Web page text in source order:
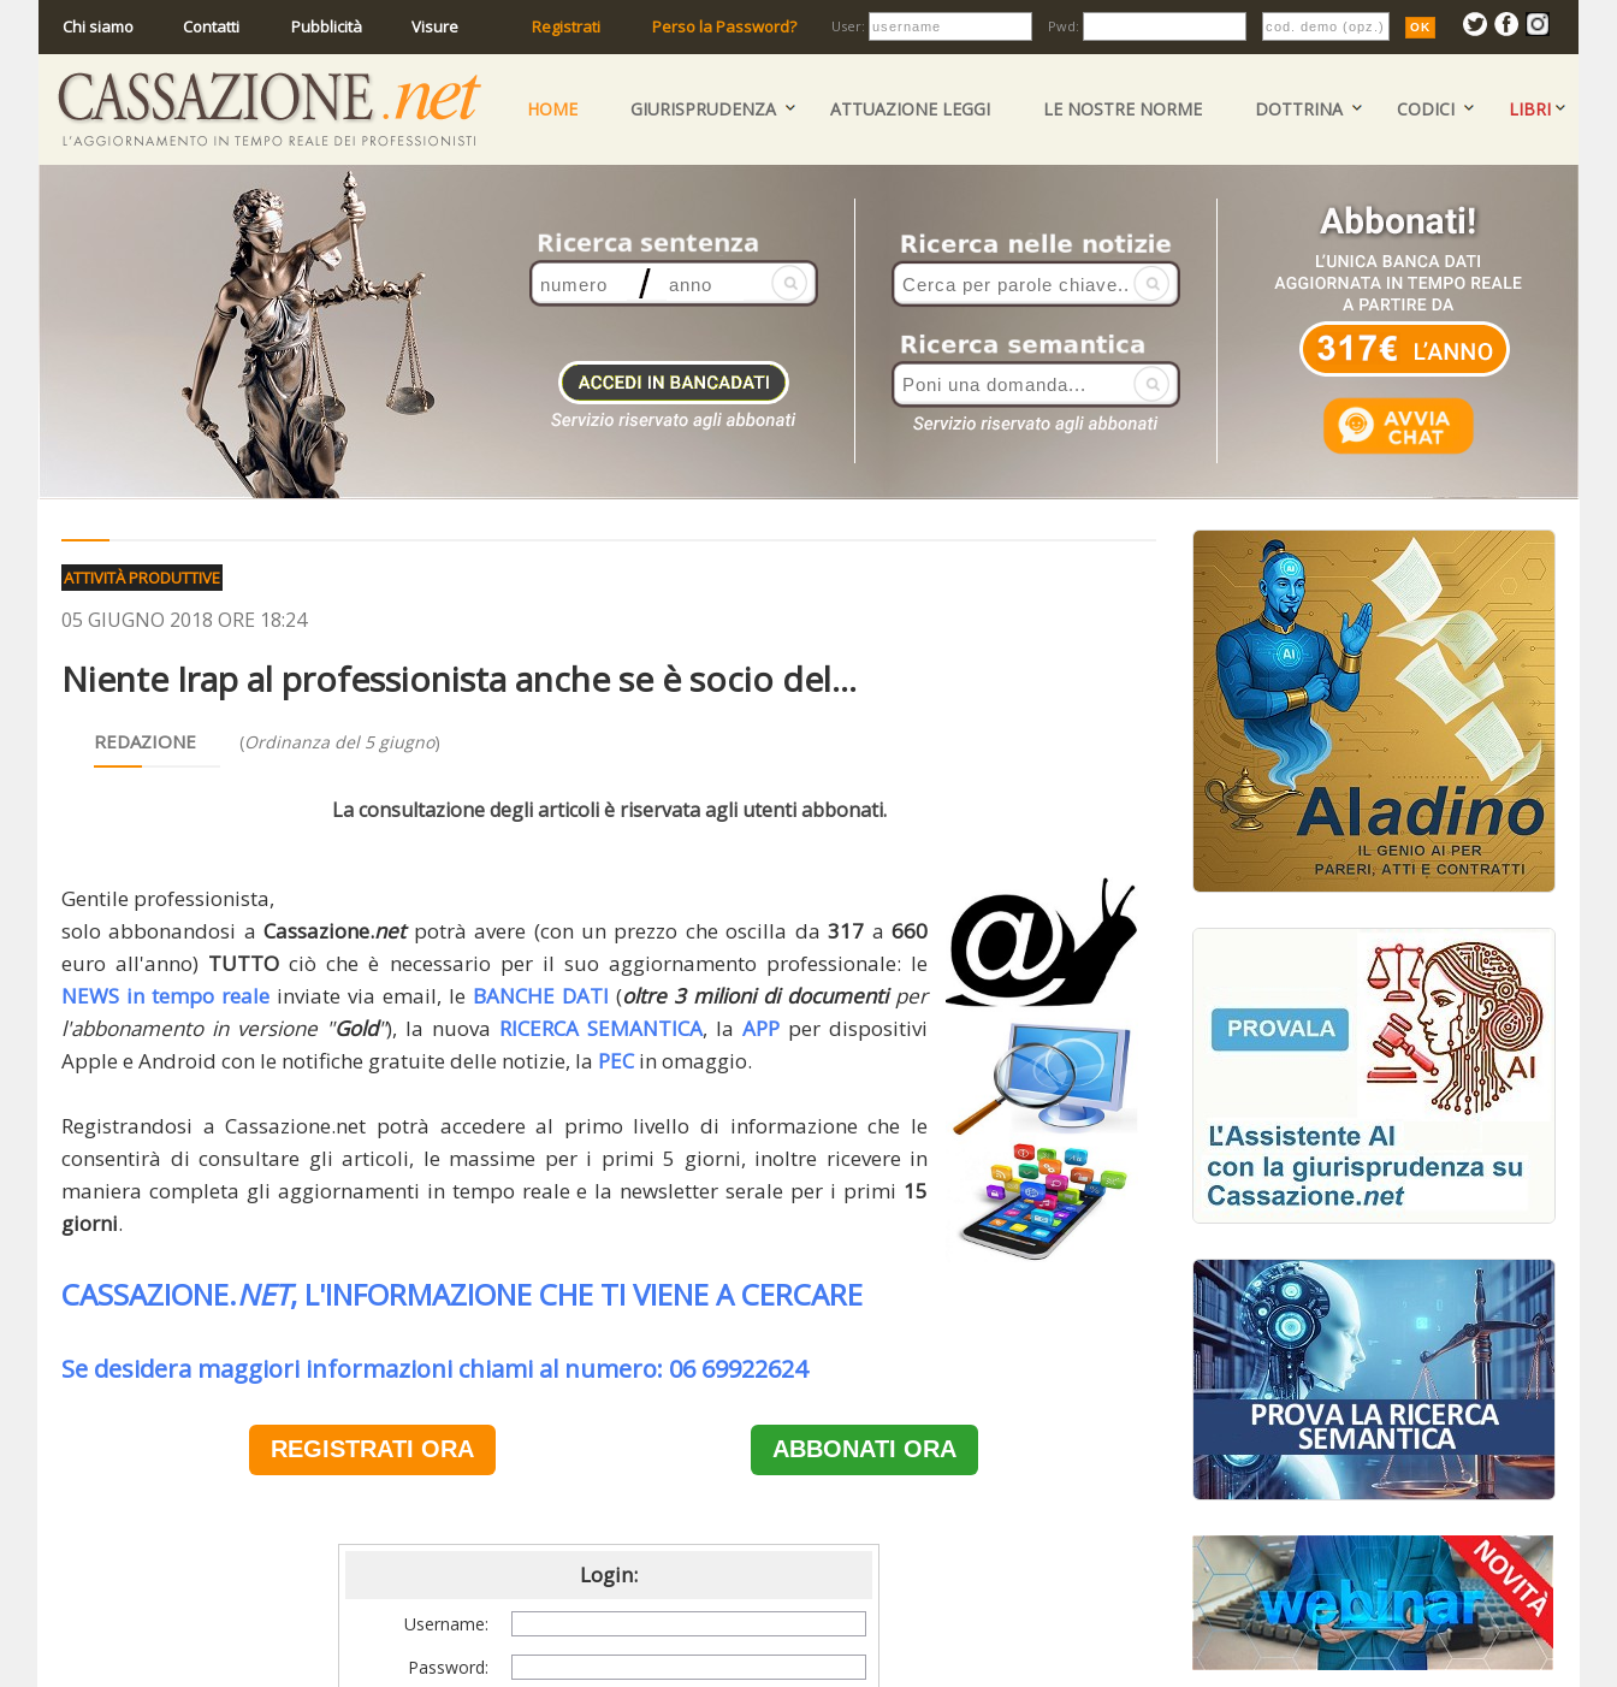
Chi siamo Contatti Pubblicità Visure Registrati Perso la Password? User: Pwd:
HOME GIURISPRUDENZA ATTUAZIONE LEGGI LE NOSTRE NORME DOTTRINA CODICI LIBRI
ATTIVITÀ PRODUTTIVE
05 GIUGNO 2018 ORE 18:24
Niente Irap al professionista anche se è socio del...
REDAZIONE (Ordinanza del 5 giugno)
La consultazione degli articoli è riservata agli utenti abbonati.
Gentile professionista,
solo abbonandosi aCassazione.netpotrà avere (con un prezzo che oscilla da317 a660
euro all'anno) TUTTO ciò che è necessario per il suo aggiornamento professionale: le
NEWS in tempo reale inviate via email, le BANCHE DATI (oltre 3 milioni di documentiper
l'abbonamento in versione "Gold"), la nuova RICERCA SEMANTICA, la APP per dispositivi
Apple e Android con le notifiche gratuite delle notizie, la PECin omaggio.
Registrandosi a Cassazione.net potrà accedere al primo livello di informazione che le
consentirà di consultare gli articoli, le massime per i primi 5 giorni, inoltre ricevere in
maniera completa gli aggiornamenti in tempo reale e la newsletter serale per i primi 15
giorni.
CASSAZIONE.NET, L'INFORMAZIONE CHE TI VIENE A CERCARE
Se desidera maggiori informazioni chiami al numero: 06 69922624
REGISTRATI ORA ABBONATI ORA
Login:
Username:
Password: